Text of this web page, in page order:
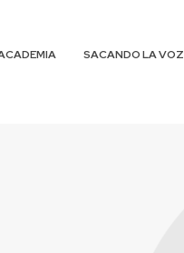
SACANDO LA VOZ